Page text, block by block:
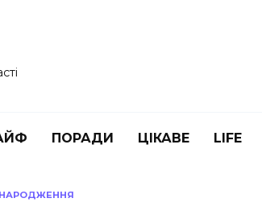
ПОРАДИ ЦІКАВЕ LIFE
НАРОДЖЕННЯ